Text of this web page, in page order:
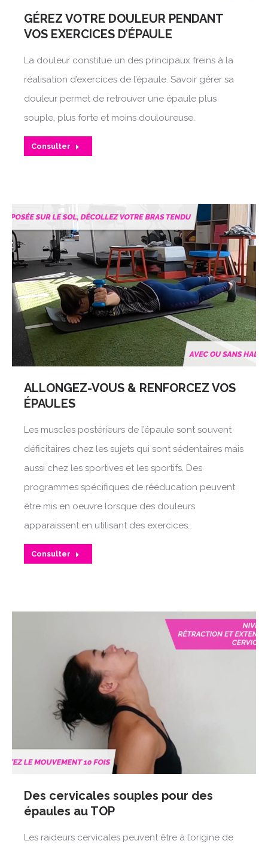
GÉREZ VOTRE DOULEUR PENDANT
VOS EXERCICES D’ÉPAULE
La douleur constitue un des principaux freins à la
réalisation d’exercices de l’épaule. Savoir gérer sa
douleur permet de retrouver une épaule plus
souple, plus forte et moins douloureuse.
Consulter
ALLONGEZ-VOUS & RENFORCEZ VOS
ÉPAULES
Les muscles postérieurs de l’épaule sont souvent
déficitaires chez les sujets qui sont sédentaires mais
aussi chez les sportives et les sportifs. Des
programmes spécifiques de rééducation peuvent
être mis en oeuvre lorsque des douleurs
apparaissent en utilisant des exercices…
Consulter
Des cervicales souples pour des
épaules au TOP
Les raideurs cervicales peuvent être à l’origine de